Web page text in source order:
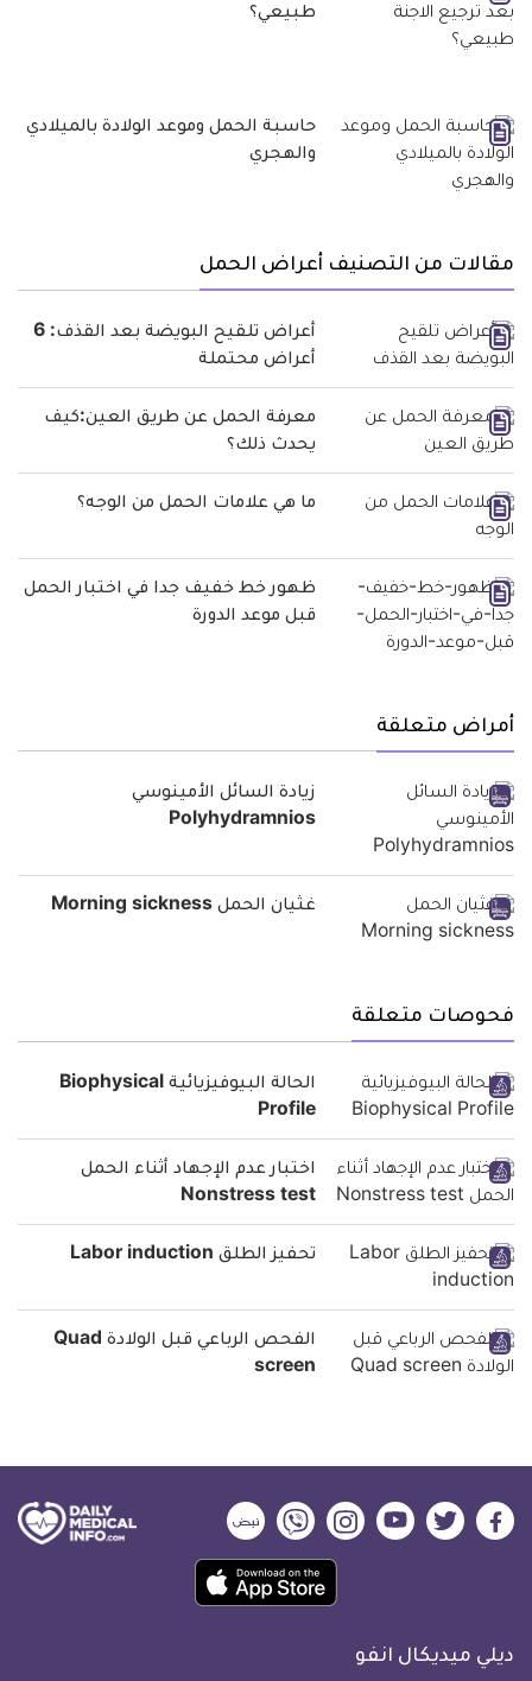
طبيعي؟
حاسبة الحمل وموعد الولادة بالميلادي
والهجري
مقالات من التصنيف أعراض الحمل
أعراض تلقيح البويضة بعد القذف: 6
أعراض محتملة
معرفة الحمل عن طريق العين:كيف
يحدث ذلك؟
ما هي علامات الحمل من الوجه؟
ظهور خط خفيف جدا في اختبار الحمل
قبل موعد الدورة
أمراض متعلقة
زيادة السائل الأمينوسي
Polyhydramnios
غثيان الحمل Morning sickness
فحوصات متعلقة
الحالة البيوفيزيائية Biophysical
Profile
اختبار عدم الإجهاد أثناء الحمل
Nonstress test
تحفيز الطلق Labor induction
الفحص الرباعي قبل الولادة Quad
screen
ديلي
فيسبوك
ديلي
تويتر
ديلي
ميديكال
يوتيوب
ديلي
ميديكال
انفو
ديلي
ميديكال
انفو
ديلي
ميديكال
انفو
حمل
تطبيق
ديلي ميديكال انفو